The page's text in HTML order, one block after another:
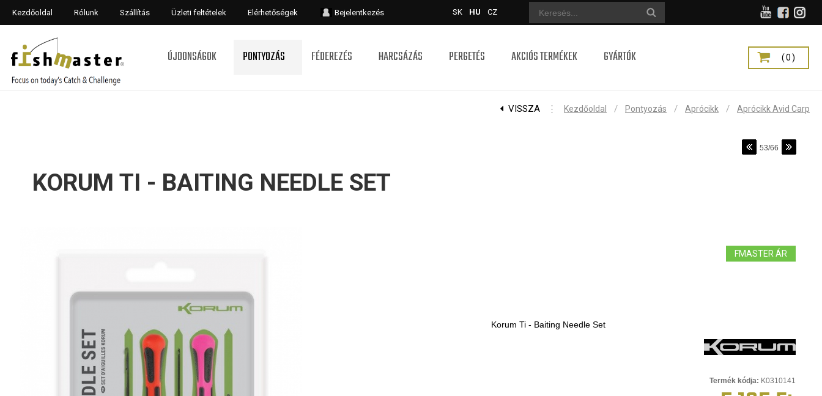
SK HU CZ
Kezdőoldal Rólunk Szállítás Üzleti feltételek Elérhetőségek Bejelentkezés
ÚJDONSÁGOK PONTYOZÁS FÉDEREZÉS HARCSÁZÁS PERGETÉS AKCIÓS TERMÉKEK GYÁRTÓK (0)
VISSZA ⋮ Kezdőoldal / Pontyozás / Aprócikk / Aprócikk Avid Carp
53/66
KORUM TI - BAITING NEEDLE SET
FMASTER ÁR
Korum Ti - Baiting Needle Set
Termék kódja: K0310141